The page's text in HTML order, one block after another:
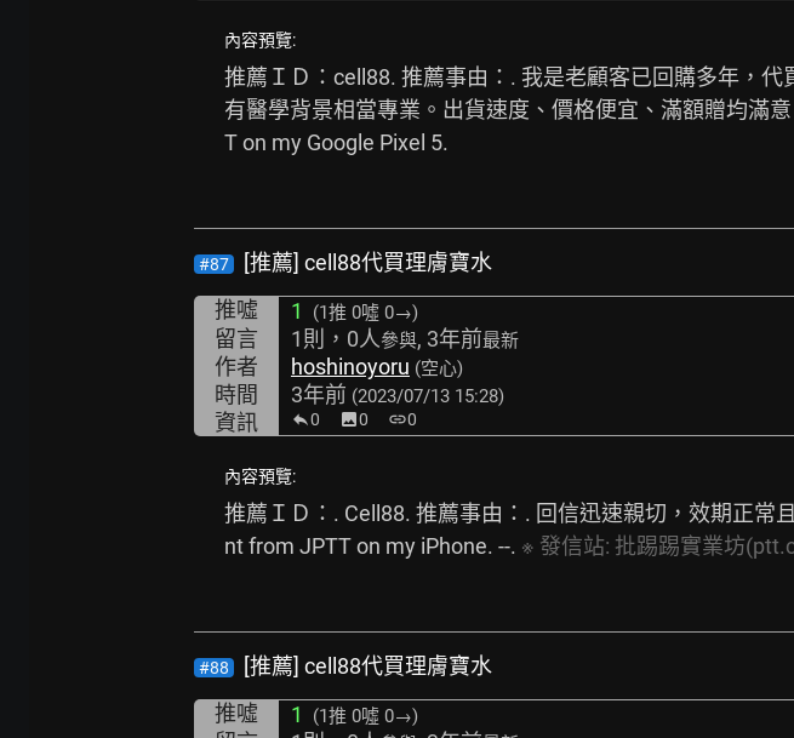
內容預覽:
推薦ＩＤ：cell88. 推薦事由：. 我是老顧客已回購多年，
有醫學背景相當專業。出貨速度、價格便宜、滿額贈均滿
T on my Google Pixel 5.
#87
[推薦] cell88代買理膚寶水
推噓
1 (1推 0噓 0→)
留言 1則，0人參與, 3年前最新
作者 hoshinoyoru (空心)
時間 3年前 (2023/07/13 15:28)
資訊 0 image0 link0
內容預覽:
推薦ＩＤ：. Cell88. 推薦事由：. 回信迅速親切，效期正常
nt from JPTT on my iPhone. --. ※ 發信站: 批踢踢實業坊
#88
[推薦] cell88代買理膚寶水
推噓
1 (1推 0噓 0→)